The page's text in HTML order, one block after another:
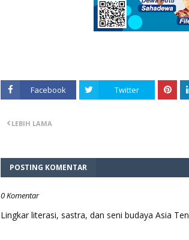
Facebook Twitter
LEBIH LAMA
POSTING KOMENTAR
0 Komentar
Lingkar literasi, sastra, dan seni budaya Asia